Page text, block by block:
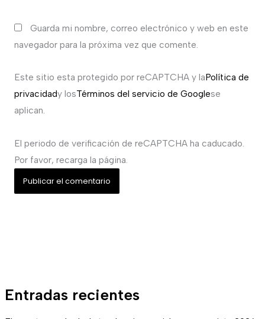
Entradas recientes
Guarda mi nombre, correo electrónico y web en este
navegador para la próxima vez que comente.
Este sitio esta protegido por reCAPTCHA y laPolítica de
privacidady losTérminos del servicio de Googlese
aplican.
El periodo de verificación de reCAPTCHA ha caducado.
Por favor, recarga la página.